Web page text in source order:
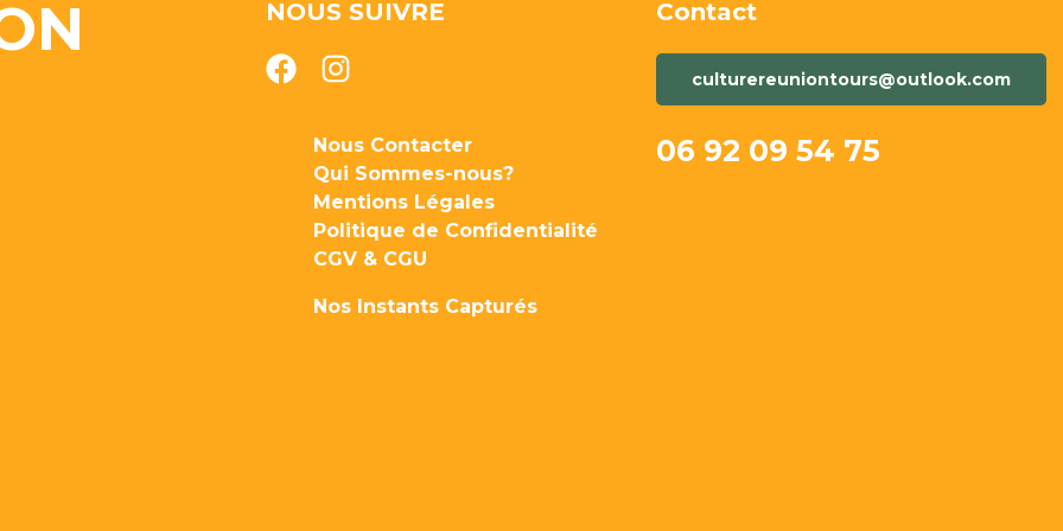
NOUS SUIVRE
Nous Contacter
Qui Sommes-nous?
Mentions Légales
Politique de Confidentialité
CGV & CGU
Nos Instants Capturés
Contact
culturereuniontours@outlook.com
06 92 09 54 75